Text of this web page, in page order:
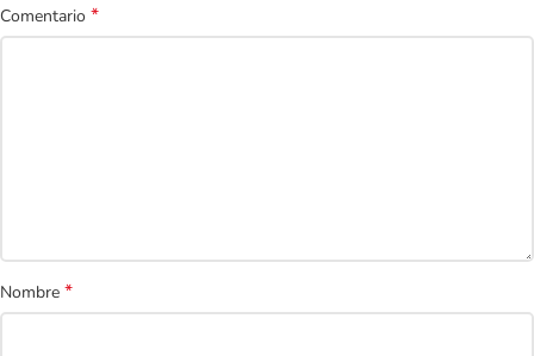
Comentario *
Nombre *